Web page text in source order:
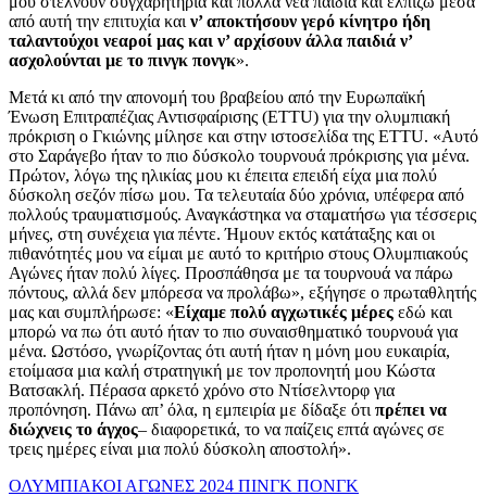
από αυτή την επιτυχία και ν’ αποκτήσουν γερό κίνητρο ήδη
ταλαντούχοι νεαροί μας και ν’ αρχίσουν άλλα παιδιά ν’
ασχολούνται με το πινγκ πονγκ».
Μετά κι από την απονομή του βραβείου από την Ευρωπαϊκή
Ένωση Επιτραπέζιας Αντισφαίρισης (ETTU) για την ολυμπιακή
πρόκριση ο Γκιώνης μίλησε και στην ιστοσελίδα της ETTU. «Αυτό
στο Σαράγεβο ήταν το πιο δύσκολο τουρνουά πρόκρισης για μένα.
Πρώτον, λόγω της ηλικίας μου κι έπειτα επειδή είχα μια πολύ
δύσκολη σεζόν πίσω μου. Τα τελευταία δύο χρόνια, υπέφερα από
πολλούς τραυματισμούς. Αναγκάστηκα να σταματήσω για τέσσερις
μήνες, στη συνέχεια για πέντε. Ήμουν εκτός κατάταξης και οι
πιθανότητές μου να είμαι με αυτό το κριτήριο στους Ολυμπιακούς
Αγώνες ήταν πολύ λίγες. Προσπάθησα με τα τουρνουά να πάρω
πόντους, αλλά δεν μπόρεσα να προλάβω», εξήγησε ο πρωταθλητής
μας και συμπλήρωσε: «Είχαμε πολύ αγχωτικές μέρες εδώ και
μπορώ να πω ότι αυτό ήταν το πιο συναισθηματικό τουρνουά για
μένα. Ωστόσο, γνωρίζοντας ότι αυτή ήταν η μόνη μου ευκαιρία,
ετοίμασα μια καλή στρατηγική με τον προπονητή μου Κώστα
Βατσακλή. Πέρασα αρκετό χρόνο στο Ντίσελντορφ για
προπόνηση. Πάνω απ’ όλα, η εμπειρία με δίδαξε ότι πρέπει να
διώχνεις το άγχος– διαφορετικά, το να παίζεις επτά αγώνες σε
τρεις ημέρες είναι μια πολύ δύσκολη αποστολή».
ΟΛΥΜΠΙΑΚΟΙ ΑΓΩΝΕΣ 2024 ΠΙΝΓΚ ΠΟΝΓΚ